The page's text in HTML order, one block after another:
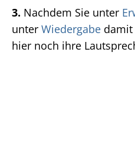
3. Nachdem Sie unter
unter Wiedergabe
hier noch ihre